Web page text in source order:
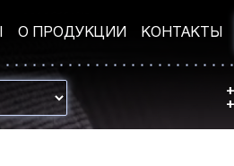
О ПРОДУКЦИИ КОНТАКТЫ